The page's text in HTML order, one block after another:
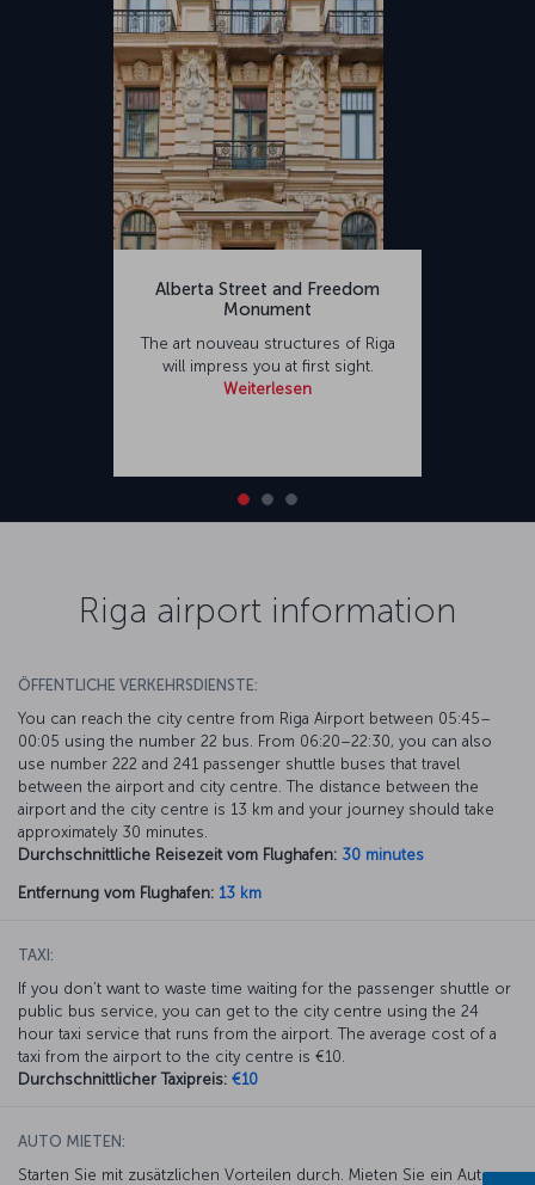
Alberta Street and Freedom
Monument
The art nouveau structures of Riga
will impress you at first sight.
Weiterlesen
Riga airport information
ÖFFENTLICHE VERKEHRSDIENSTE:
You can reach the city centre from Riga Airport between 05:45–
00:05 using the number 22 bus. From 06:20–22:30, you can also
use number 222 and 241 passenger shuttle buses that travel
between the airport and city centre. The distance between the
airport and the city centre is 13 km and your journey should take
approximately 30 minutes.
Durchschnittliche Reisezeit vom Flughafen: 30 minutes
Entfernung vom Flughafen: 13 km
TAXI:
If you don’t want to waste time waiting for the passenger shuttle or
public bus service, you can get to the city centre using the 24
hour taxi service that runs from the airport. The average cost of a
taxi from the airport to the city centre is €10.
Durchschnittlicher Taxipreis: €10
AUTO MIETEN:
Starten Sie mit zusätzlichen Vorteilen durch. Mieten Sie ein Auto